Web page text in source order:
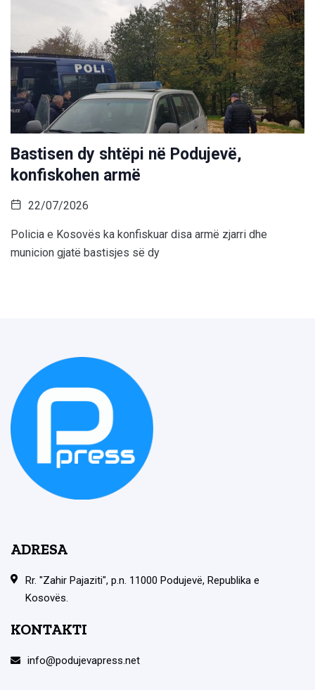
Bastisen dy shtëpi në Podujevë,
konfiskohen armë
22/07/2026
Policia e Kosovës ka konfiskuar disa armë zjarri dhe
municion gjatë bastisjes së dy
ADRESA
Rr. "Zahir Pajaziti", p.n. 11000 Podujevë, Republika e
Kosovës.
KONTAKTI
info@podujevapress.net